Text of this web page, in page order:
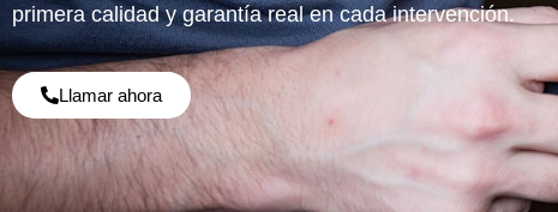
primera calidad y garantía real en cada intervención.
Llamar ahora